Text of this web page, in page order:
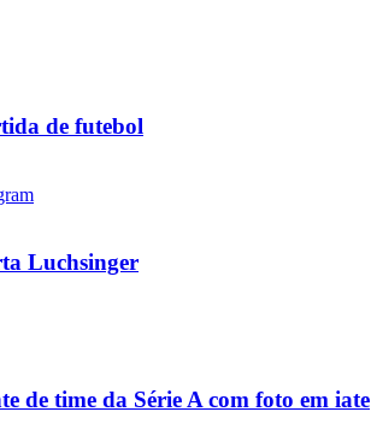
de futebol
Luchsinger
de time da Série A com foto em iate